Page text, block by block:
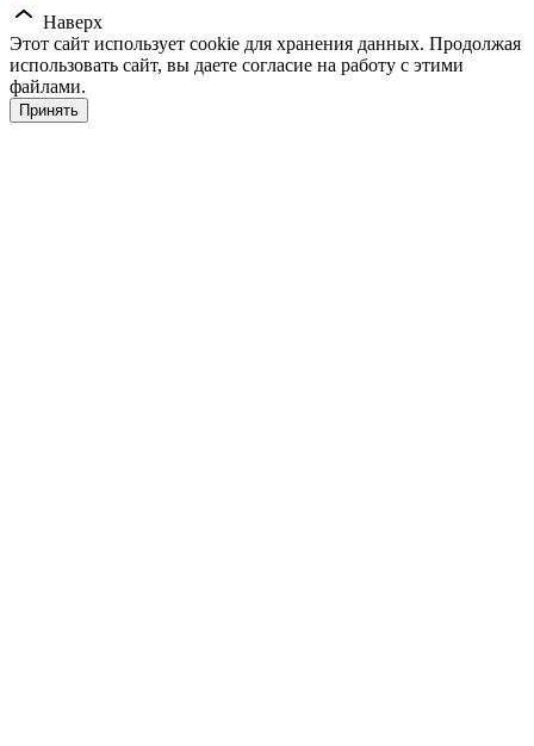
Наверх
Этот сайт использует cookie для хранения данных. Продолжая
использовать сайт, вы даете согласие на работу с этими
файлами.
Принять